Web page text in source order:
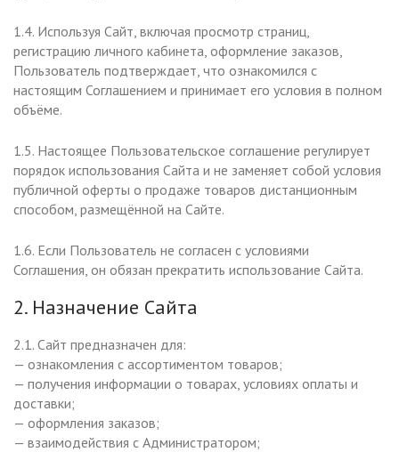
1.4. Используя Сайт, включая просмотр страниц,
регистрацию личного кабинета, оформление заказов,
Пользователь подтверждает, что ознакомился с
настоящим Соглашением и принимает его условия в полном
объёме.
1.5. Настоящее Пользовательское соглашение регулирует
порядок использования Сайта и не заменяет собой условия
публичной оферты о продаже товаров дистанционным
способом, размещённой на Сайте.
1.6. Если Пользователь не согласен с условиями
Соглашения, он обязан прекратить использование Сайта.
2. Назначение Сайта
2.1. Сайт предназначен для:
— ознакомления с ассортиментом товаров;
— получения информации о товарах, условиях оплаты и
доставки;
— оформления заказов;
— взаимодействия с Администратором;